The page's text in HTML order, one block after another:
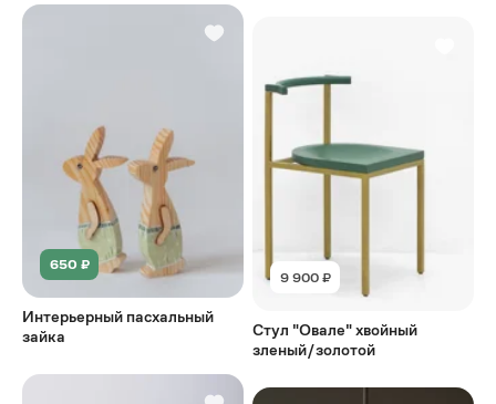
650 ₽
Интерьерный пасхальный
зайка
9 900 ₽
Стул "Овале" хвойный
зленый/золотой